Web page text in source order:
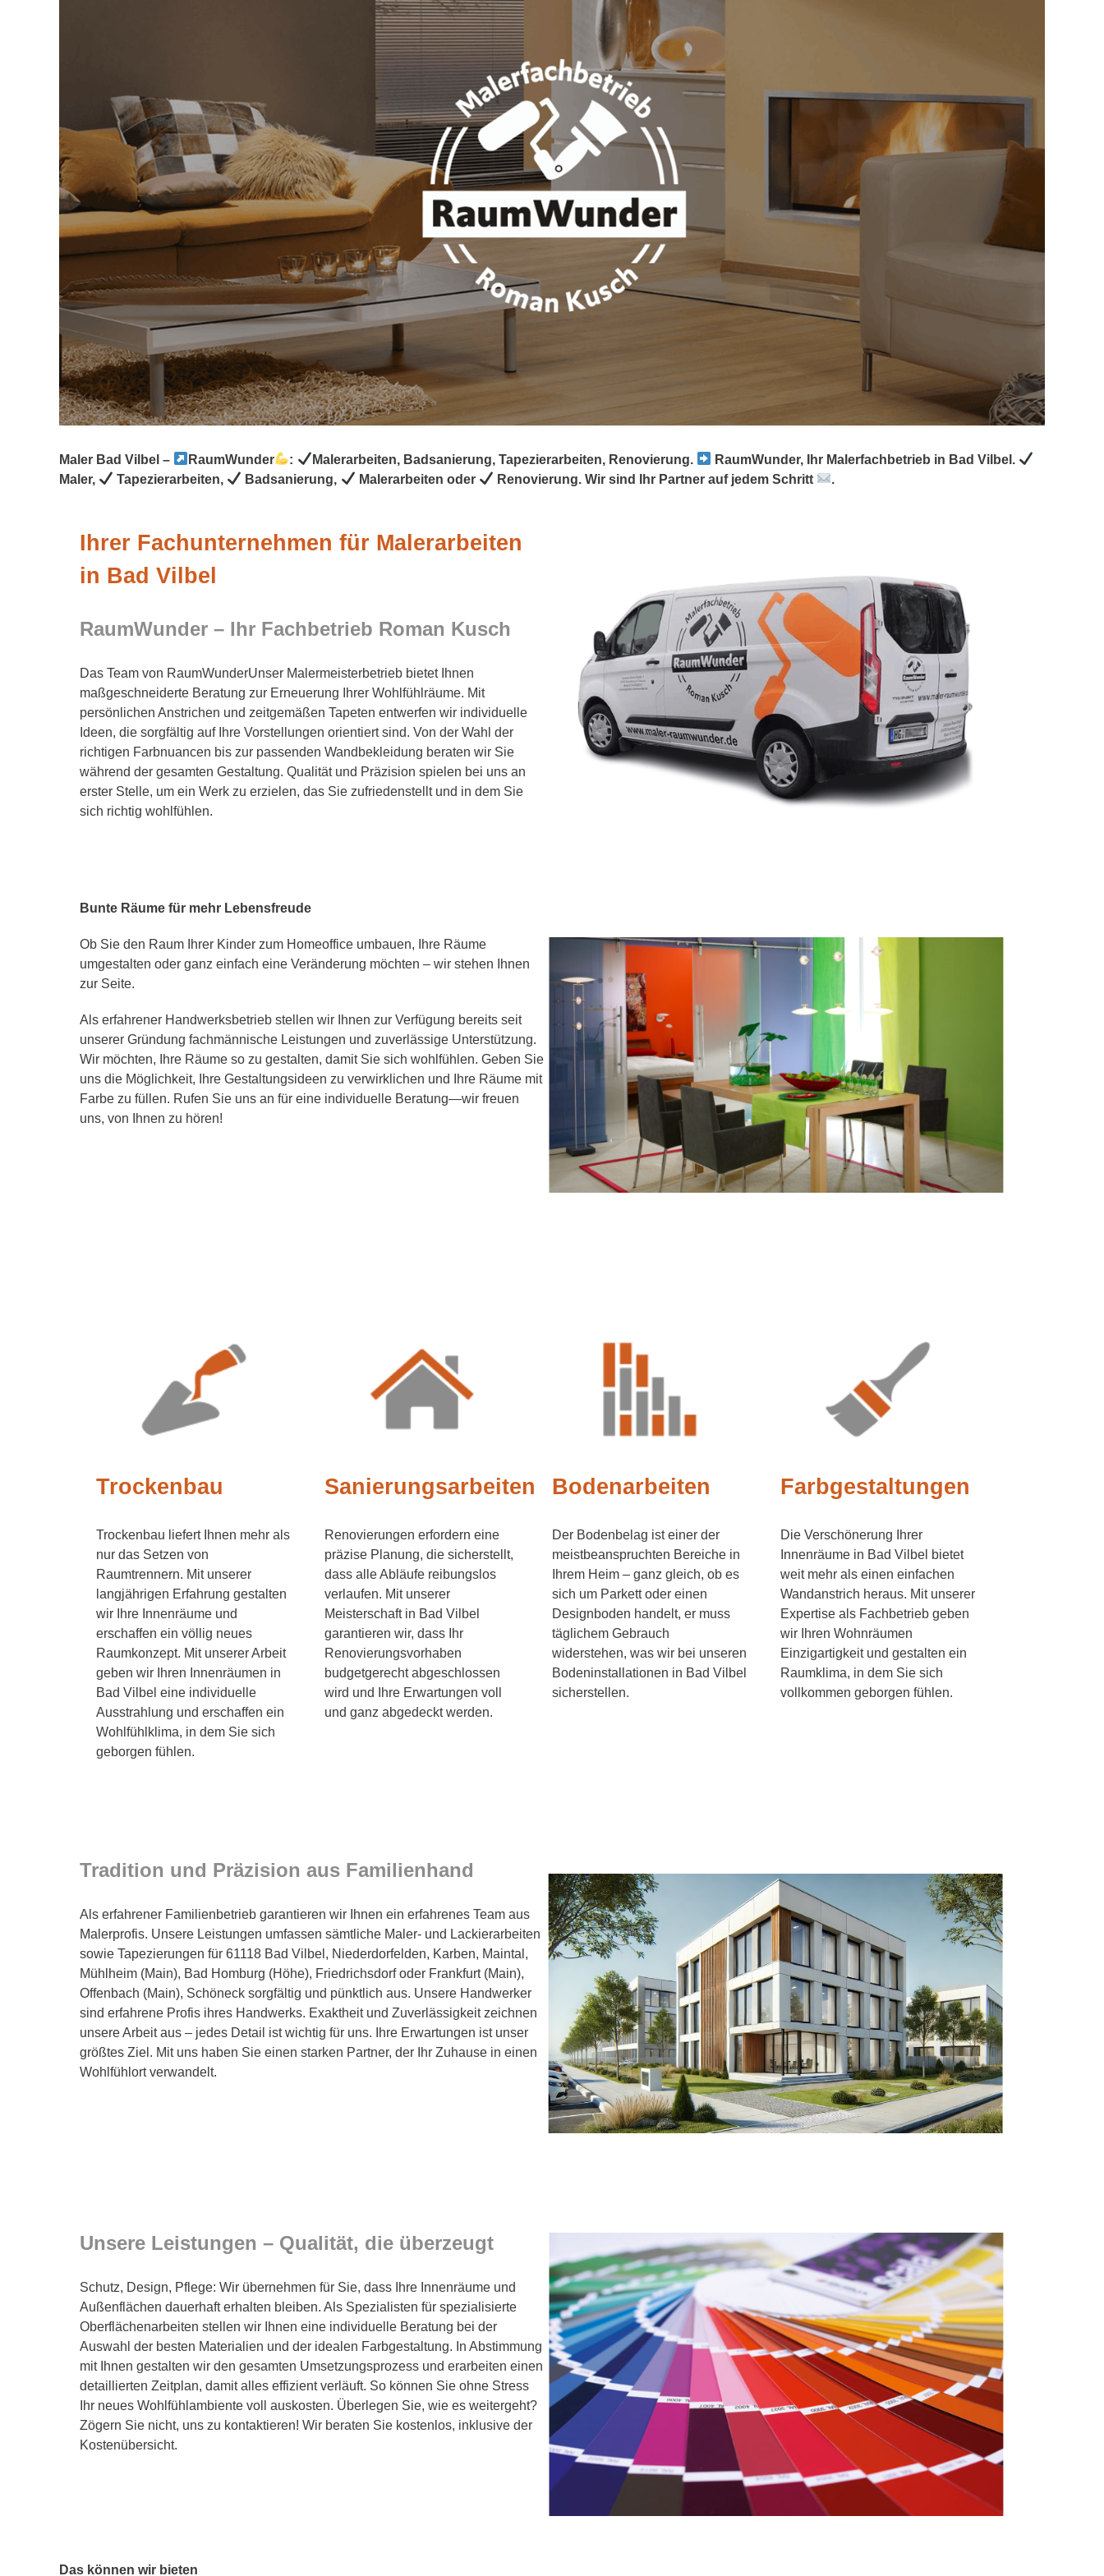
Maler Bad Vilbel – RaumWunder : Malerarbeiten, Badsanierung, Tapezierarbeiten, Renovierung.
RaumWunder, Ihr Malerfachbetrieb in Bad Vilbel.
Maler,
Tapezierarbeiten, Badsanierung, Malerarbeiten oder Renovierung. Wir sind Ihr Partner auf jedem Schritt .
Ihrer Fachunternehmen für Malerarbeiten
in Bad Vilbel
RaumWunder – Ihr Fachbetrieb Roman Kusch
Das Team von RaumWunderUnser Malermeisterbetrieb bietet Ihnen
maßgeschneiderte Beratung zur Erneuerung Ihrer Wohlfühlräume. Mit
persönlichen Anstrichen und zeitgemäßen Tapeten entwerfen wir individuelle
Ideen, die sorgfältig auf Ihre Vorstellungen orientiert sind. Von der Wahl der
richtigen Farbnuancen bis zur passenden Wandbekleidung beraten wir Sie
während der gesamten Gestaltung. Qualität und Präzision spielen bei uns an
erster Stelle, um ein Werk zu erzielen, das Sie zufriedenstellt und in dem Sie
sich richtig wohlfühlen.
Bunte Räume für mehr Lebensfreude
Ob Sie den Raum Ihrer Kinder zum Homeoffice umbauen, Ihre Räume
umgestalten oder ganz einfach eine Veränderung möchten – wir stehen Ihnen
zur Seite.
Als erfahrener Handwerksbetrieb stellen wir Ihnen zur Verfügung bereits seit
unserer Gründung fachmännische Leistungen und zuverlässige Unterstützung.
Wir möchten, Ihre Räume so zu gestalten, damit Sie sich wohlfühlen. Geben Sie
uns die Möglichkeit, Ihre Gestaltungsideen zu verwirklichen und Ihre Räume mit
Farbe zu füllen. Rufen Sie uns an für eine individuelle Beratung—wir freuen
uns, von Ihnen zu hören!
Trockenbau
Trockenbau liefert Ihnen mehr als
nur das Setzen von
Raumtrennern. Mit unserer
langjährigen Erfahrung gestalten
wir Ihre Innenräume und
erschaffen ein völlig neues
Raumkonzept. Mit unserer Arbeit
geben wir Ihren Innenräumen in
Bad Vilbel eine individuelle
Ausstrahlung und erschaffen ein
Wohlfühlklima, in dem Sie sich
geborgen fühlen.
Sanierungsarbeiten
Renovierungen erfordern eine
präzise Planung, die sicherstellt,
dass alle Abläufe reibungslos
verlaufen. Mit unserer
Meisterschaft in Bad Vilbel
garantieren wir, dass Ihr
Renovierungsvorhaben
budgetgerecht abgeschlossen
wird und Ihre Erwartungen voll
und ganz abgedeckt werden.
Bodenarbeiten
Der Bodenbelag ist einer der
meistbeanspruchten Bereiche in
Ihrem Heim – ganz gleich, ob es
sich um Parkett oder einen
Designboden handelt, er muss
täglichem Gebrauch
widerstehen, was wir bei unseren
Bodeninstallationen in Bad Vilbel
sicherstellen.
Farbgestaltungen
Die Verschönerung Ihrer
Innenräume in Bad Vilbel bietet
weit mehr als einen einfachen
Wandanstrich heraus. Mit unserer
Expertise als Fachbetrieb geben
wir Ihren Wohnräumen
Einzigartigkeit und gestalten ein
Raumklima, in dem Sie sich
vollkommen geborgen fühlen.
Tradition und Präzision aus Familienhand
Als erfahrener Familienbetrieb garantieren wir Ihnen ein erfahrenes Team aus
Malerprofis. Unsere Leistungen umfassen sämtliche Maler- und Lackierarbeiten
sowie Tapezierungen für 61118 Bad Vilbel, Niederdorfelden, Karben, Maintal,
Mühlheim (Main), Bad Homburg (Höhe), Friedrichsdorf oder Frankfurt (Main),
Offenbach (Main), Schöneck sorgfältig und pünktlich aus. Unsere Handwerker
sind erfahrene Profis ihres Handwerks. Exaktheit und Zuverlässigkeit zeichnen
unsere Arbeit aus – jedes Detail ist wichtig für uns. Ihre Erwartungen ist unser
größtes Ziel. Mit uns haben Sie einen starken Partner, der Ihr Zuhause in einen
Wohlfühlort verwandelt.
Unsere Leistungen – Qualität, die überzeugt
Schutz, Design, Pflege: Wir übernehmen für Sie, dass Ihre Innenräume und
Außenflächen dauerhaft erhalten bleiben. Als Spezialisten für spezialisierte
Oberflächenarbeiten stellen wir Ihnen eine individuelle Beratung bei der
Auswahl der besten Materialien und der idealen Farbgestaltung. In Abstimmung
mit Ihnen gestalten wir den gesamten Umsetzungsprozess und erarbeiten einen
detaillierten Zeitplan, damit alles effizient verläuft. So können Sie ohne Stress
Ihr neues Wohlfühlambiente voll auskosten. Überlegen Sie, wie es weitergeht?
Zögern Sie nicht, uns zu kontaktieren! Wir beraten Sie kostenlos, inklusive der
Kostenübersicht.
Das können wir bieten